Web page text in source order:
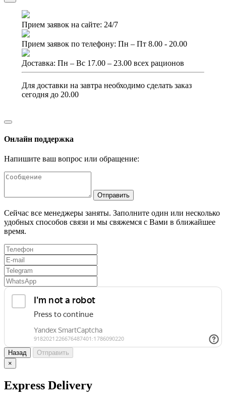
Прием заявок на сайте: 24/7
Прием заявок по телефону: Пн – Пт 8.00 - 20.00
Доставка: Пн – Вс 17.00 – 23.00 всех рационов
Для доставки на завтра необходимо сделать заказ
сегодня до 20.00
Онлайн поддержка
Напишите ваш вопрос или обращение:
Отправить
Сейчас все менеджеры заняты. Заполните один или несколько
удобных способов связи и мы свяжемся с Вами в ближайшее
время.
Назад
Отправить
×
Express Delivery